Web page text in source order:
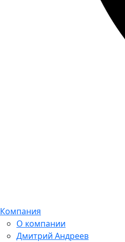
Компания
О компании
Дмитрий Андреев